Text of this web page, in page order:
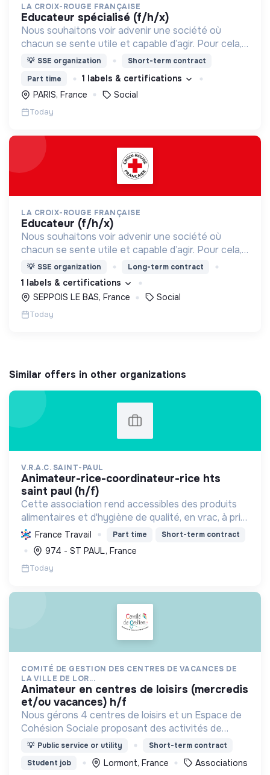
LA CROIX-ROUGE FRANÇAISE
educateur spécialisé (f/h/x)
Nous souhaitons voir advenir une société où
chacun se sente utile et capable d’agir. Pour cela,
nous proposons des moyens et des lieux
💡 SSE organization
Short-term contract
Part time
1 labels & certifications
PARIS, France
Social
Today
LA CROIX-ROUGE FRANÇAISE
educateur (f/h/x)
Nous souhaitons voir advenir une société où
chacun se sente utile et capable d’agir. Pour cela,
nous proposons des moyens et des lieux
d’engagement innovants et adaptés à tous.
💡 SSE organization Long-term contract
1 labels & certifications
SEPPOIS LE BAS, France
Social
Today
Similar offers in other organizations
V.R.A.C. SAINT-PAUL
animateur-rice-coordinateur-rice hts
saint paul (h/f)
Cette association rend accessibles des produits
alimentaires et d'hygiène de qualité, en vrac, à prix
solidaires, aux habitants des quartiers prioritaires.
Elle favorise le lien social, l'écologie et ...
France Travail Part time Short-term contract
974 - ST PAUL, France
Today
COMITÉ DE GESTION DES CENTRES DE VACANCES DE
LA VILLE DE LOR...
animateur en centres de loisirs (mercredis
et/ou vacances) h/f
Nous gérons 4 centres de loisirs et un Espace de
Cohésion Sociale proposant des activités de
Français Langue Étrangère (FLE),
d’accompagnement à la scolarité (CLAS) et
d’accès aux droits.
💡 Public service or utility
Short-term contract
Student job
Lormont, France Associations